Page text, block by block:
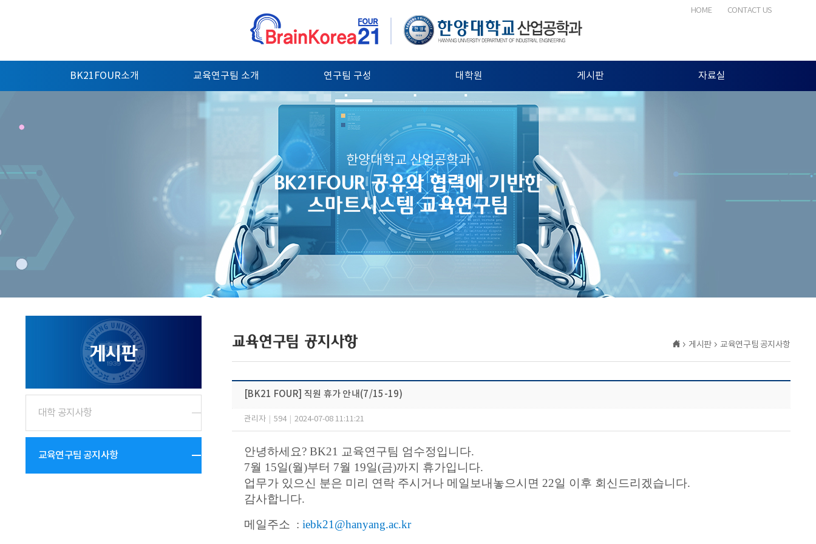
HOME CONTACT US
BK21FOUR소개 교육연구팀 소개 연구팀 구성 대학원 게시판 자료실
한양대학교 산업공학과
BK21FOUR 공유와 협력에 기반한
스마트시스템 교육연구팀
게시판
대학 공지사항
교육연구팀 공지사항
교육연구팀 공지사항 게시판 교육연구팀 공지사항
[BK21 FOUR] 직원 휴가 안내(7/15-19)
관리자 594 2024-07-08 11:11:21
안녕하세요? BK21 교육연구팀 엄수정입니다.
7월 15일(월)부터 7월 19일(금)까지 휴가입니다.
업무가 있으신 분은 미리 연락 주시거나 메일보내놓으시면 22일 이후 회신드리겠습니다.
감사합니다.
메일주소 : iebk21@hanyang.ac.kr